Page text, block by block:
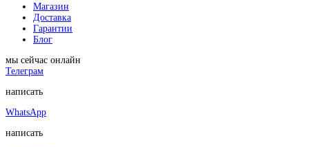
Магазин
Доставка
Гарантии
Блог
мы сейчас онлайн
Телеграм
написать
WhatsApp
написать